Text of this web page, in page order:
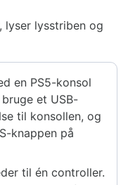
lyser lysstriben og
en PS5-konsol
et USB-
til konsollen, og
knappen på
til én controller.